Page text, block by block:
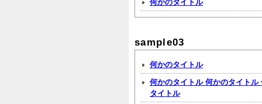
何かのタイトル
sample03
何かのタイトル
何かのタイトル 何かのタイトル
タイトル